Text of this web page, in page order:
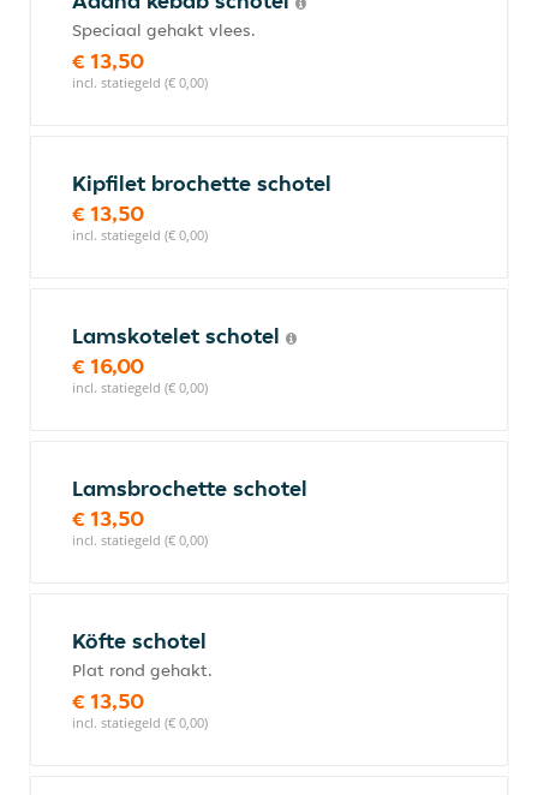
Speciaal gehakt vlees.
€ 13,50
incl. statiegeld (€ 0,00)
Kipfilet brochette schotel
€ 13,50
incl. statiegeld (€ 0,00)
Lamskotelet schotel
€ 16,00
incl. statiegeld (€ 0,00)
Lamsbrochette schotel
€ 13,50
incl. statiegeld (€ 0,00)
Köfte schotel
Plat rond gehakt.
€ 13,50
incl. statiegeld (€ 0,00)